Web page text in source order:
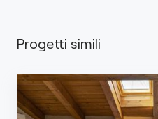
Progetti simili